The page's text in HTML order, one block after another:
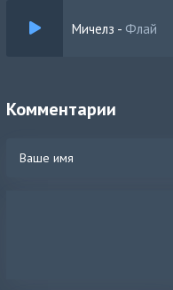
Мичелз - Флай
Комментарии